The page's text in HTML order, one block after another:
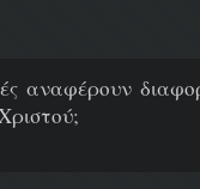
αναφέρουν